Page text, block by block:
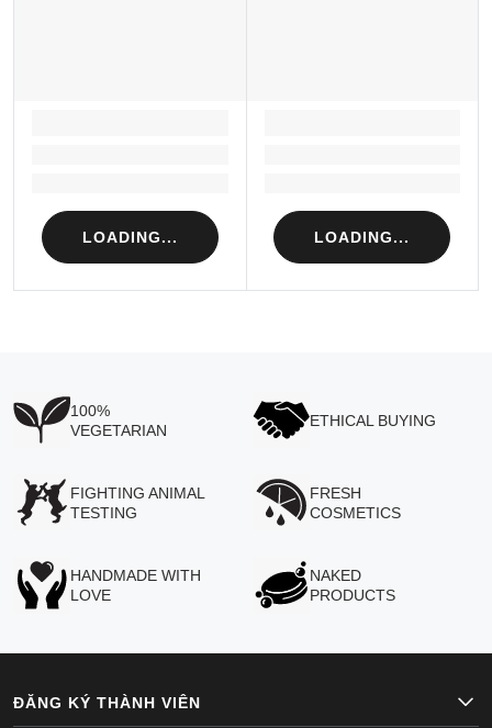
LOADING... LOADING...
100%
VEGETARIAN
ETHICAL BUYING
FIGHTING ANIMAL
TESTING
FRESH
COSMETICS
HANDMADE WITH
LOVE
NAKED
PRODUCTS
ĐĂNG KÝ THÀNH VIÊN